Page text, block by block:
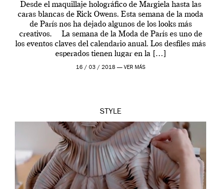
Desde el maquillaje holográfico de Margiela hasta las
caras blancas de Rick Owens. Esta semana de la moda
de París nos ha dejado algunos de los looks más
creativos. La semana de la Moda de París es uno de
los eventos claves del calendario anual. Los desfiles más
esperados tienen lugar en la […]
16 / 03 / 2018 — VER MÁS
STYLE